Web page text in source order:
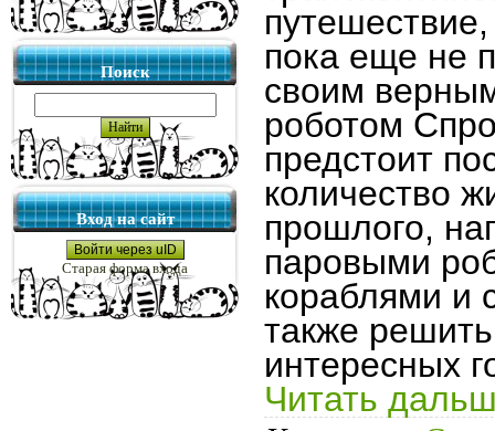
Поиск
Вход на сайт
Войти через uID
Старая форма входа
пока еще не
своим
роботом
предстоит
количество
прошлого,
паровыми
кораблями и
также
интересных
Читать